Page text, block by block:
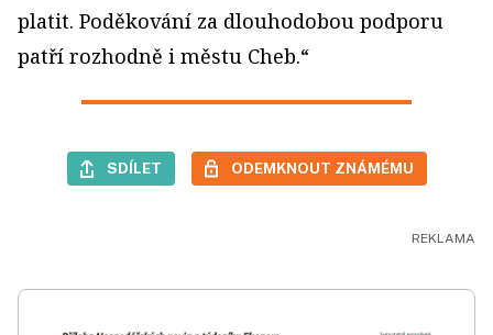
platit. Poděkování za dlouhodobou podporu
patří rozhodně i městu Cheb.“
SDÍLET ODEMKNOUT ZNÁMÉMU